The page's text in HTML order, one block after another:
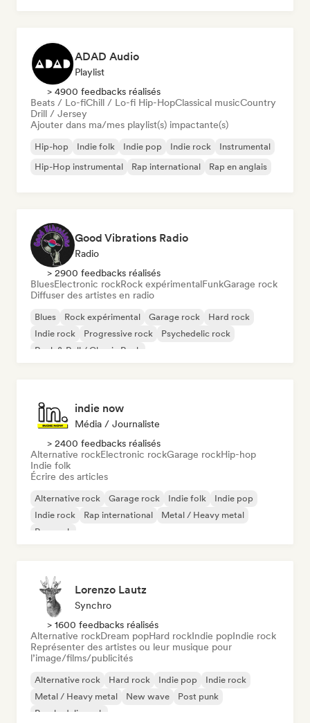
ADAD Audio
Playlist
> 4900 feedbacks réalisés
Beats / Lo-fiChill / Lo-fi Hip-HopClassical musicCountry
Drill / Jersey
Ajouter dans ma/mes playlist(s) impactante(s)
Hip-hop Indie folk Indie pop Indie rock
Instrumental
Hip-Hop instrumental
Rap international Rap en anglais
Good Vibrations Radio
Radio
> 2900 feedbacks réalisés
BluesElectronic rockRock expérimentalFunkGarage rock
Diffuser des artistes en radio
Blues Rock expérimental Garage rock
Hard rock
Indie rock
Progressive rock
Psychedelic rock
Rock & Roll / Classic Rock
indie now
Média / Journaliste
> 2400 feedbacks réalisés
Alternative rockElectronic rockGarage rockHip-hop
Indie folk
Écrire des articles
Alternative rock Garage rock Indie folk
Indie pop
Indie rock
Rap international
Metal / Heavy metal
Pop rock
Lorenzo Lautz
Synchro
> 1600 feedbacks réalisés
Alternative rockDream popHard rockIndie popIndie rock
Représenter des artistes ou leur musique pour
l’image/films/publicités
Alternative rock Hard rock Indie pop
Indie rock
Metal / Heavy metal
New wave
Post punk
Psychedelic rock